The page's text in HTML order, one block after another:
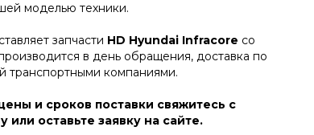
моделью техники.
запчасти HD Hyundai Infracore со
в день обращения, доставка по
транспортными компаниями.
и сроков поставки свяжитесь с
оставьте заявку на сайте.